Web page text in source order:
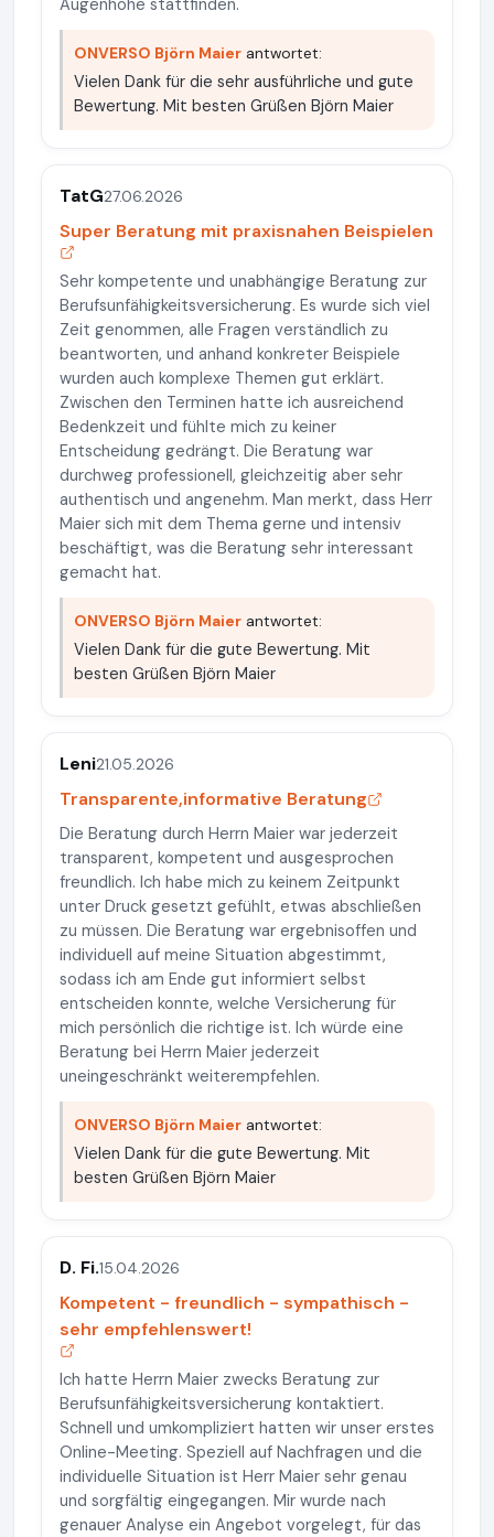
Augenhöhe stattfinden.
ONVERSO Björn Maier antwortet:
Vielen Dank für die sehr ausführliche und gute
Bewertung. Mit besten Grüßen Björn Maier
TatG27.06.2026
Super Beratung mit praxisnahen Beispielen
Sehr kompetente und unabhängige Beratung zur
Berufsunfähigkeitsversicherung. Es wurde sich viel
Zeit genommen, alle Fragen verständlich zu
beantworten, und anhand konkreter Beispiele
wurden auch komplexe Themen gut erklärt.
Zwischen den Terminen hatte ich ausreichend
Bedenkzeit und fühlte mich zu keiner
Entscheidung gedrängt. Die Beratung war
durchweg professionell, gleichzeitig aber sehr
authentisch und angenehm. Man merkt, dass Herr
Maier sich mit dem Thema gerne und intensiv
beschäftigt, was die Beratung sehr interessant
gemacht hat.
ONVERSO Björn Maier antwortet:
Vielen Dank für die gute Bewertung. Mit
besten Grüßen Björn Maier
Leni21.05.2026
Transparente,informative Beratung
Die Beratung durch Herrn Maier war jederzeit
transparent, kompetent und ausgesprochen
freundlich. Ich habe mich zu keinem Zeitpunkt
unter Druck gesetzt gefühlt, etwas abschließen
zu müssen. Die Beratung war ergebnisoffen und
individuell auf meine Situation abgestimmt,
sodass ich am Ende gut informiert selbst
entscheiden konnte, welche Versicherung für
mich persönlich die richtige ist. Ich würde eine
Beratung bei Herrn Maier jederzeit
uneingeschränkt weiterempfehlen.
ONVERSO Björn Maier antwortet:
Vielen Dank für die gute Bewertung. Mit
besten Grüßen Björn Maier
D. Fi.15.04.2026
Kompetent - freundlich - sympathisch -
sehr empfehlenswert!
Ich hatte Herrn Maier zwecks Beratung zur
Berufsunfähigkeitsversicherung kontaktiert.
Schnell und umkompliziert hatten wir unser erstes
Online-Meeting. Speziell auf Nachfragen und die
individuelle Situation ist Herr Maier sehr genau
und sorgfältig eingegangen. Mir wurde nach
genauer Analyse ein Angebot vorgelegt, für das